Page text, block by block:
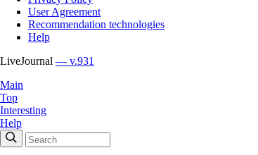
User Agreement
Recommendation technologies
Help
LiveJournal — v.931
Main
Top
Interesting
Help